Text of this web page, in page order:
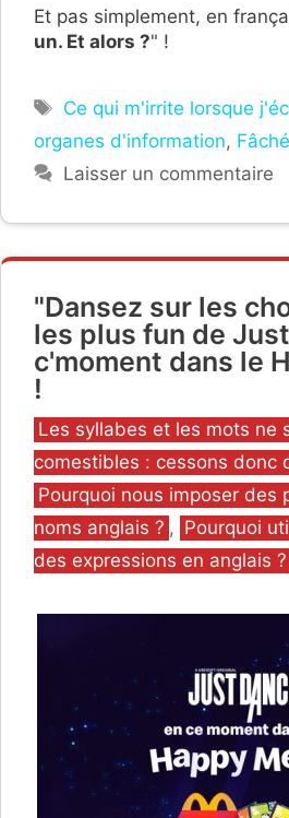
Et pas simplement, en
un. Et alors ?" !
Étiquettes
Ce qui m'irrite lorsque
organes d'information,
Laisser un commentaire
"Dansez sur les
les plus fun de
c'moment dans le
!
Catégories
Les syllabes et les mots ne
comestibles : cessons donc
Pourquoi nous imposer des
noms anglais ? , Pourquoi
des expressions en anglais ?